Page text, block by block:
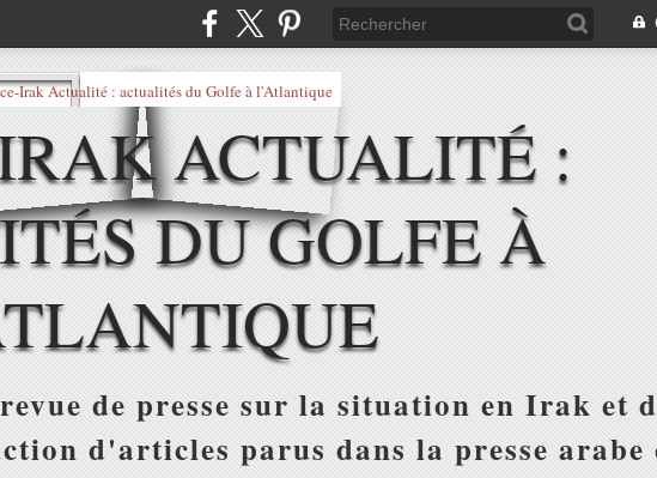
ACTUALITÉ :
DU GOLFE À
de presse sur la situation en Irak et
d'articles parus dans la presse arabe